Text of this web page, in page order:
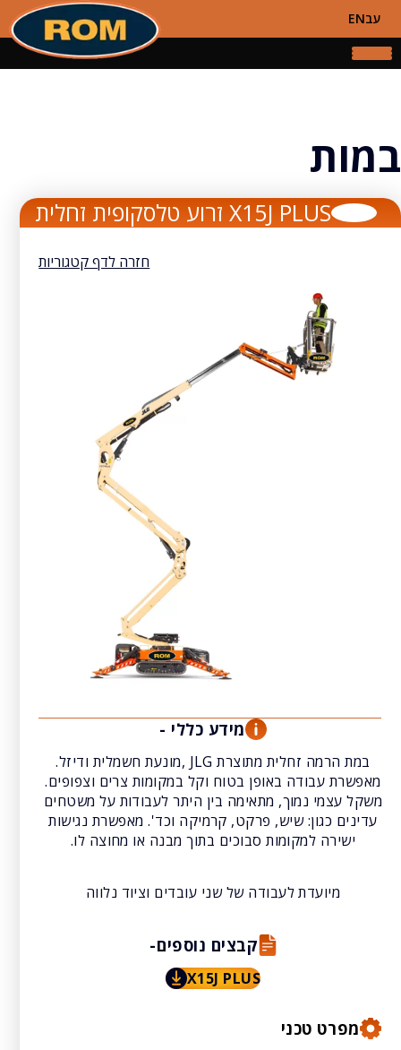
ENעב
במות
X15J PLUS זרוע טלסקופית זחלית
חזרה לדף קטגוריות
מידע כללי -
במת הרמה זחלית מתוצרת JLG ,מונעת חשמלית ודיזל.
מאפשרת עבודה באופן בטוח וקל במקומות צרים וצפופים.
משקל עצמי נמוך, מתאימה בין היתר לעבודות על משטחים
עדינים כגון: שיש, פרקט, קרמיקה וכד'. מאפשרת נגישות
ישירה למקומות סבוכים בתוך מבנה או מחוצה לו.
מיועדת לעבודה של שני עובדים וציוד נלווה
קבצים נוספים-
X15J PLUS
מפרט טכני